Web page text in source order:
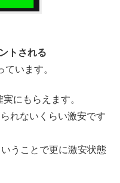
トされる
います。
にもらえます。
れないくらい激安です
うことで更に激安状態